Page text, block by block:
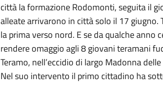
città la formazione Rodomonti, seguita il
alleate arrivarono in città solo il 17 giugno.
la prima verso nord. E se da qualche anno
rendere omaggio agli 8 giovani teramani
Teramo, nell’eccidio di largo Madonna delle
Nel suo intervento il primo cittadino ha